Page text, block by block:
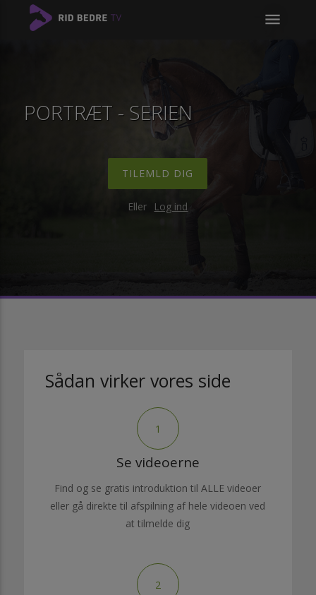
menu
PORTRÆT - SERIEN
TILEMLD DIG
Eller Log ind
Sådan virker vores side
1
Se videoerne
Find og se gratis introduktion til ALLE videoer
eller gå direkte til afspilning af hele videoen ved
at tilmelde dig
2